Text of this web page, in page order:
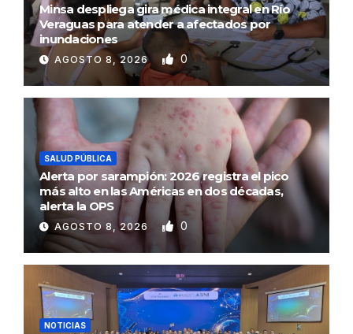
Minsa despliega gira médica integral en Río
Veraguas para atender a afectados por
inundaciones
AGOSTO 8, 2026 0
SALUD PÚBLICA
Alerta por sarampión: 2026 registra el pico
más alto en las Américas en dos décadas,
alerta la OPS
AGOSTO 8, 2026 0
NOTICIAS